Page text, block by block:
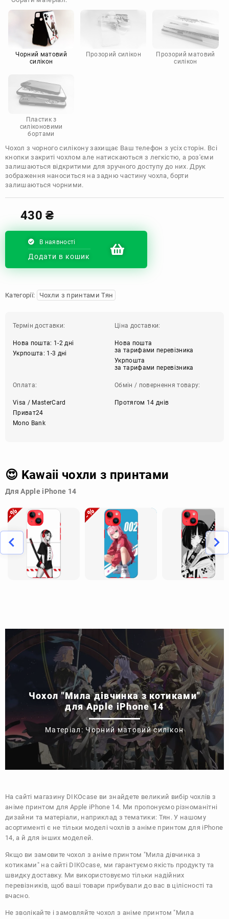
Doogee
Infinix
Sony
Motorola
Чорний матовий
силікон
Прозорий силікон
Прозорий матовий
силікон
Пластик з
силіконовими
бортами
Чохол з чорного силікону захищає Ваш телефон з усіх сторін. Всі
кнопки закриті чохлом але натискаються з легкістю, а роз'єми
залишаються відкритими для зручного доступу до них. Друк
зображення наноситься на задню частину чохла, борти
залишаються чорними.
430₴
В наявності
Додати в кошик
Категорії: Чохли з принтами Тян
Термін доставки:
Нова пошта: 1-2 дні
Укрпошта: 1-3 дні
Ціна доставки:
Нова пошта
за тарифами перевізника
Укрпошта
за тарифами перевізника
Оплата:
Visa / MasterCard
Приват24
Mono Bank
Обмін / повернення товару:
Протягом 14 днів
😍 Kawaii чохли з принтами
Для Apple iPhone 14
Чохол "Мила дівчинка з котиками"
для Apple iPhone 14
Матеріал: Чорний матовий силікон
На сайті магазину DIKOcase ви знайдете великий вибір чохлів з
аніме принтом для Apple iPhone 14. Ми пропонуємо різноманітні
дизайни та матеріали, наприклад з тематики: Тян . У нашому
асортименті є не тільки моделі чохлів з аніме принтом для iPhone
14, а й для інших моделей.
Якщо ви замовите чохол з аніме принтом "Мила дівчинка з
котиками" на сайті DIKOcase, ми гарантуємо якість продукту та
швидку доставку. Ми використовуємо тільки надійних
перевізників, щоб ваші товари прибували до вас в цілісності та
вчасно.
Не зволікайте і замовляйте чохол з аніме принтом "Мила